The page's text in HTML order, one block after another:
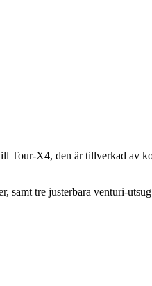
Tour-X4, den är tillverkad av
samt tre justerbara venturi-